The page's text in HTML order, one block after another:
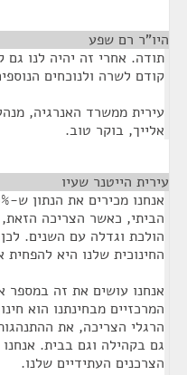
היו"ר רם שפע
תודה. אחרי זה יהיה לנו
קודם לשרה ולנוכחים
עירית ממשרד האנרגיה,
אלייך, בוקר טוב.
עירית הייטנר שעיו
הביתי, כאשר הצריכה
הולכת וגדלה עם השנים.
החינוכית שלנו היא
אנחנו עושים את זה
המרכזיים מבחינתנו הוא
הרגלי הצריכה, את
גם בקהילה וגם בבית.
הצרכנים העתידיים שלנו.